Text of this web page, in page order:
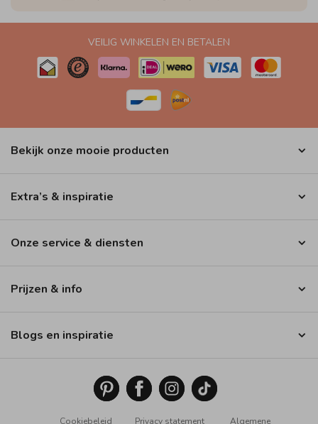
VEILIG WINKELEN EN BETALEN
Bekijk onze mooie producten
Extra’s & inspiratie
Onze service & diensten
Prijzen & info
Blogs en inspiratie
Cookiebeleid Privacy statement Algemene